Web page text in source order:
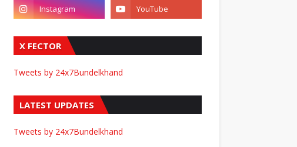
X FECTOR
Tweets by 24x7Bundelkhand
LATEST UPDATES
Tweets by 24x7Bundelkhand